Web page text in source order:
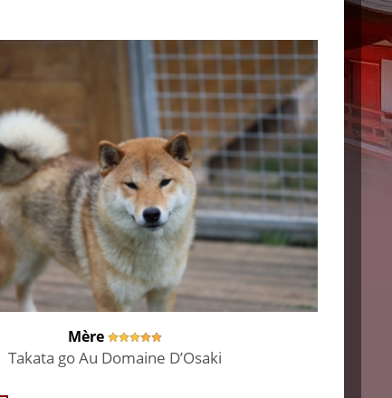
Mère
Takata go Au Domaine D’Osaki